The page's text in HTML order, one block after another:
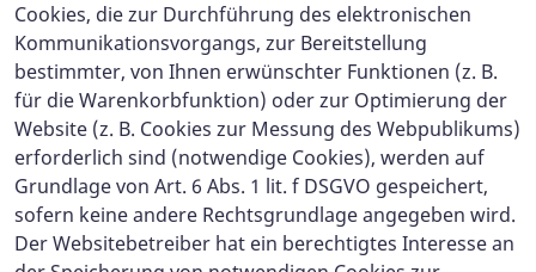
Cookies, die zur Durchführung des elektronischen
Kommunikationsvorgangs, zur Bereitstellung
bestimmter, von Ihnen erwünschter Funktionen (z. B.
für die Warenkorbfunktion) oder zur Optimierung der
Website (z. B. Cookies zur Messung des Webpublikums)
erforderlich sind (notwendige Cookies), werden auf
Grundlage von Art. 6 Abs. 1 lit. f DSGVO gespeichert,
sofern keine andere Rechtsgrundlage angegeben wird.
Der Websitebetreiber hat ein berechtigtes Interesse an